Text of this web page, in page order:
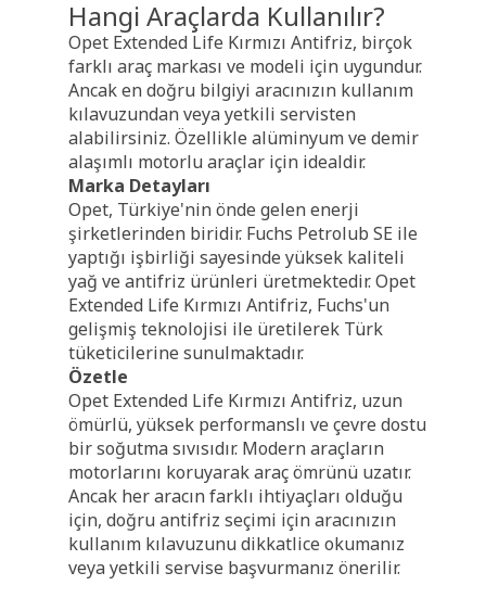
Hangi Araçlarda Kullanılır?
Opet Extended Life Kırmızı Antifriz, birçok
farklı araç markası ve modeli için uygundur.
Ancak en doğru bilgiyi aracınızın kullanım
kılavuzundan veya yetkili servisten
alabilirsiniz. Özellikle alüminyum ve demir
alaşımlı motorlu araçlar için idealdir.
Marka Detayları
Opet, Türkiye'nin önde gelen enerji
şirketlerinden biridir. Fuchs Petrolub SE ile
yaptığı işbirliği sayesinde yüksek kaliteli
yağ ve antifriz ürünleri üretmektedir. Opet
Extended Life Kırmızı Antifriz, Fuchs'un
gelişmiş teknolojisi ile üretilerek Türk
tüketicilerine sunulmaktadır.
Özetle
Opet Extended Life Kırmızı Antifriz, uzun
ömürlü, yüksek performanslı ve çevre dostu
bir soğutma sıvısıdır. Modern araçların
motorlarını koruyarak araç ömrünü uzatır.
Ancak her aracın farklı ihtiyaçları olduğu
için, doğru antifriz seçimi için aracınızın
kullanım kılavuzunu dikkatlice okumanız
veya yetkili servise başvurmanız önerilir.